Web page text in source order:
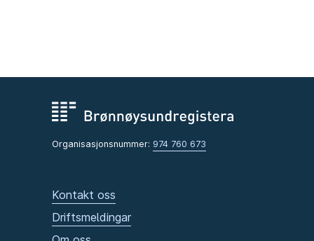
Organisasjonsnummer: 974 760 673
Kontakt oss
Driftsmeldingar